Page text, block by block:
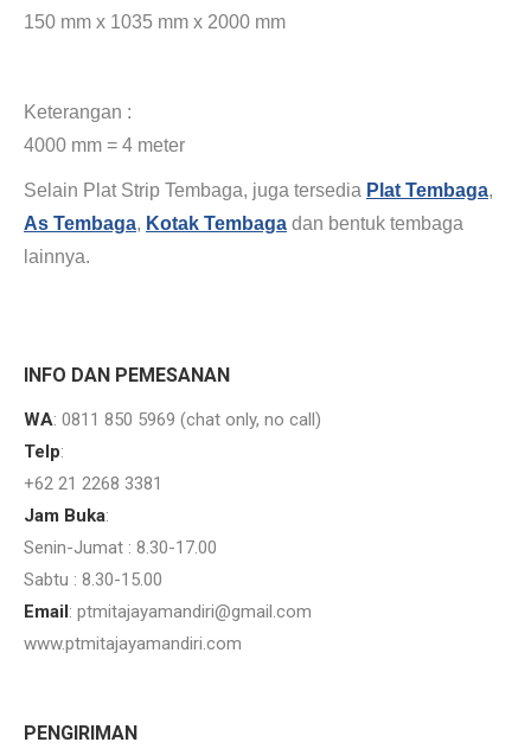
150 mm x 1035 mm x 2000 mm
Keterangan :
4000 mm = 4 meter
Selain Plat Strip Tembaga, juga tersedia Plat Tembaga,
As Tembaga, Kotak Tembaga dan bentuk tembaga
lainnya.
INFO DAN PEMESANAN
WA: 0811 850 5969 (chat only, no call)
Telp:
+62 21 2268 3381
Jam Buka:
Senin-Jumat : 8.30-17.00
Sabtu : 8.30-15.00
Email: ptmitajayamandiri@gmail.com
www.ptmitajayamandiri.com
PENGIRIMAN